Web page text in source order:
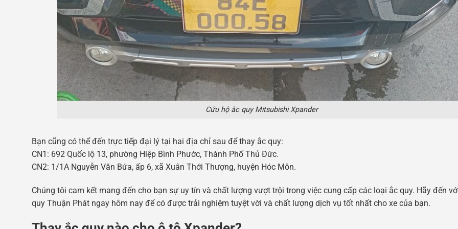
Cứu hộ ắc quy Mitsubishi Xpander
Bạn cũng có thể đến trực tiếp đại lý tại hai địa chỉ sau để thay ắc quy:
CN1: 692 Quốc lộ 13, phường Hiệp Bình Phước, Thành Phố Thủ Đức.
CN2: 1/1A Nguyễn Văn Bứa, ấp 6, xã Xuân Thới Thượng, huyện Hóc Môn.
Chúng tôi cam kết mang đến cho bạn sự uy tín và chất lượng vượt trội trong việc cung cấp các loại ắc quy. Hãy đến
quy Thuận Phát ngay hôm nay để có được trải nghiệm tuyệt vời và chất lượng dịch vụ tốt nhất cho xe của bạn.